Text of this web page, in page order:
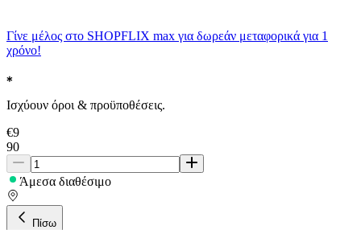
Γίνε μέλος στο SHOPFLIX max για δωρεάν μεταφορικά για 1
χρόνο!
Ισχύουν όροι & προϋποθέσεις.
€9
90
Άμεσα διαθέσιμο
Πίσω